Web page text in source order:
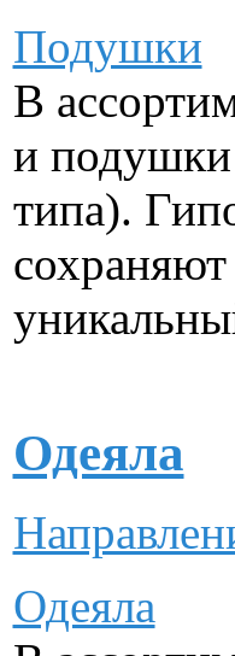
Подушки
В
и подушки
типа).
Одеяла
Одеяла